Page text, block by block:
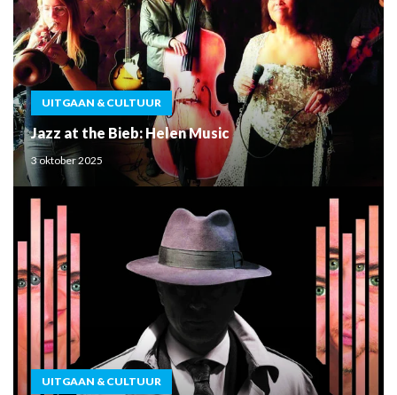
UITGAAN & CULTUUR
Jazz at the Bieb: Helen Music
3 oktober 2025
UITGAAN & CULTUUR